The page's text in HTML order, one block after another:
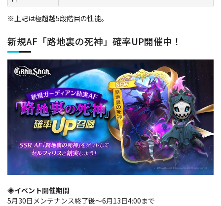
※上記は極超越5段階目の性能。
新規AF「路地裏の死神」確率UP開催中！
◈イベント開催期間
5月30日メンテナンス終了後～6月13日4:00まで